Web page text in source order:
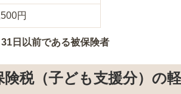
円
日以前である被保険者
税（子ども支援分）の